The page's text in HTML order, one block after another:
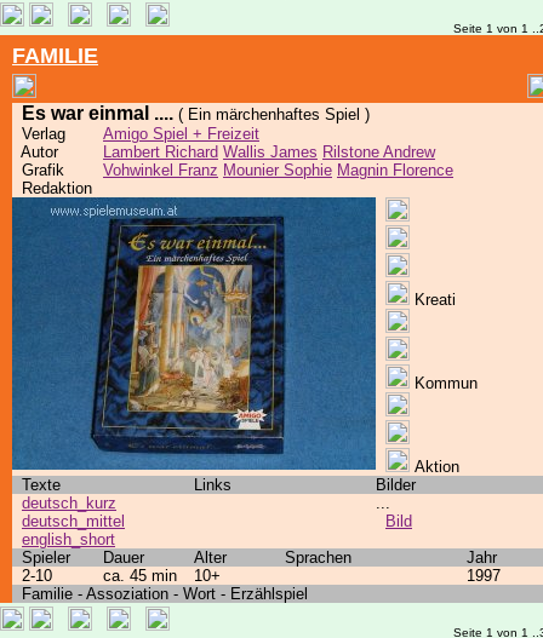
Seite 1 von 1
FAMILIE
Es war einmal .... ( Ein märchenhaftes Spiel )
Verlag
Amigo Spiel + Freizeit
Autor
Lambert Richard Wallis James Rilstone Andrew
Grafik
Vohwinkel Franz Mounier Sophie Magnin Florence
Redaktion
Kreati
Kommun
Aktion
Texte
Links
Bilder
deutsch_kurz
deutsch_mittel
english_short
...
Bild
Spieler
Dauer Alter Sprachen
Jahr
2-10
ca. 45 min 10+
1997
Familie - Assoziation - Wort - Erzählspiel
Seite 1 von 1